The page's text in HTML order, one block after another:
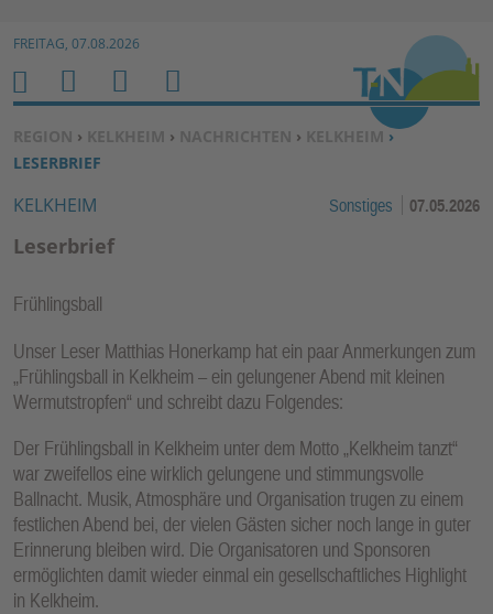
Zum Inhalt springen ↓
FREITAG, 07.08.2026
SIE BEFINDEN SICH HIER:
REGION › KELKHEIM › NACHRICHTEN › KELKHEIM ›
LESERBRIEF
KELKHEIM Sonstiges 07.05.2026
Leserbrief
Frühlingsball
Unser Leser Matthias Honerkamp hat ein paar Anmerkungen zum
„Frühlingsball in Kelkheim – ein gelungener Abend mit kleinen
Wermutstropfen“ und schreibt dazu Folgendes:
Der Frühlingsball in Kelkheim unter dem Motto „Kelkheim tanzt“
war zweifellos eine wirklich gelungene und stimmungsvolle
Ballnacht. Musik, Atmosphäre und Organisation trugen zu einem
festlichen Abend bei, der vielen Gästen sicher noch lange in guter
Erinnerung bleiben wird. Die Organisatoren und Sponsoren
ermöglichten damit wieder einmal ein gesellschaftliches Highlight
in Kelkheim.
H
O
M
E
M
E
N
U
S
U
N
B
E
U
N
K
TI
O
N
E
N